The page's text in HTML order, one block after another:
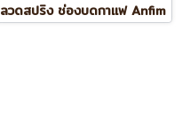
ลวดสปริง ช่องบดกาแฟ Anfim